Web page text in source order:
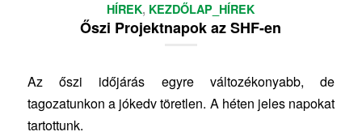
HÍREK, KEZDŐLAP_HÍREK
Őszi Projektnapok az SHF-en
Az őszi időjárás egyre változékonyabb, de
tagozatunkon a jókedv töretlen. A héten jeles napokat
tartottunk.